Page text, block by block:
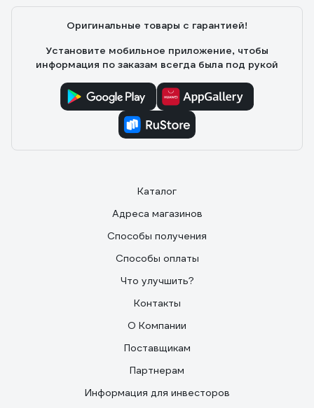
Оригинальные товары с гарантией!
Установите мобильное приложение, чтобы
информация по заказам всегда была под рукой
Каталог
Адреса магазинов
Способы получения
Способы оплаты
Что улучшить?
Контакты
О Компании
Поставщикам
Партнерам
Информация для инвесторов